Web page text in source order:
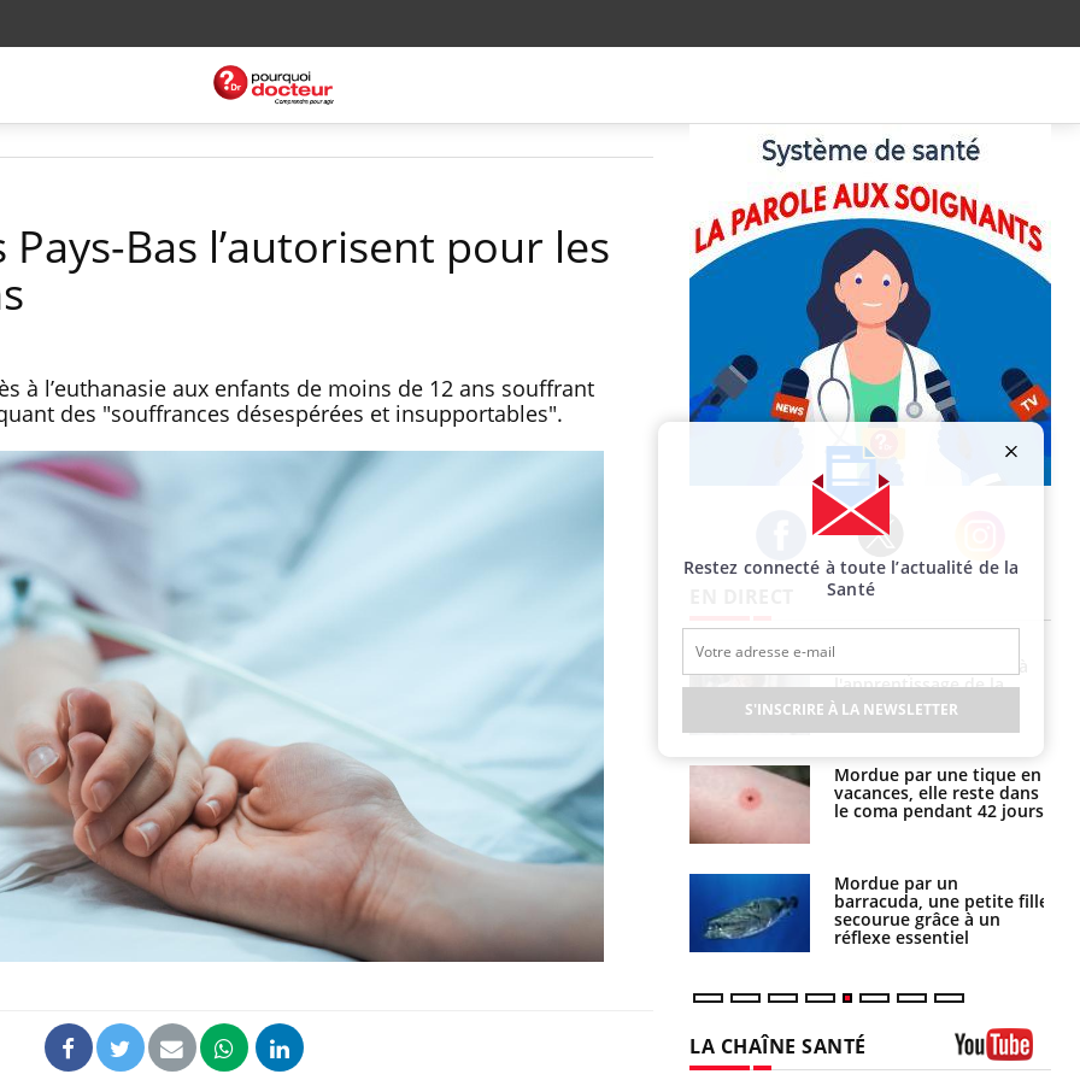
Pays-Bas l’autorisent pour les
à l’euthanasie aux enfants de moins de 12 ans souffrant
des "souffrances désespérées et insupportables".
Facebook Twitter Instagram
VIH : la fin du comprimé
tous les jours se profile-t-
elle enfin ?
Pourquoi votre ventre
gâche-t-il les premiers
jours de vos vacances ?
Fortes chaleurs :
pourquoi le risque de
noyade grimpe-t-il ?
Le Viagra pourrait-il
cancer ?
Pourquoi manger moins
de protéines pourrait
finalement être bénéfique
l'apprentissage de la
lecture ?
Mordue par une tique en
vacances, elle reste dans
le coma pendant 42 jours
Mordue par un
barracuda, une petite fille
secourue grâce à un
réflexe essentiel
LA CHAÎNE SANTÉ
Restez connecté à toute l’actualité de la
Santé
S'INSCRIRE À LA NEWSLETTER